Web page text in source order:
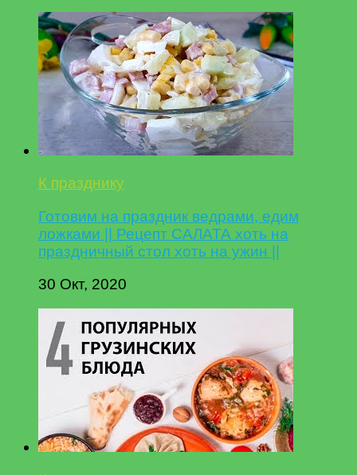
К празднику
Готовим на праздник ведрами, едим
ложками || Рецепт САЛАТА хоть на
праздничный стол хоть на ужин ||
30 Окт, 2020